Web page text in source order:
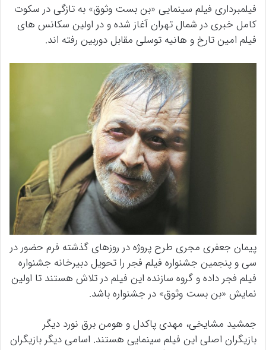
فیلمبرداری فیلم سینمایی «بن بست وثوق» به تازگی در سکوت
کامل خبری در شمال تهران آغاز شده و در اولین سکانس های
فیلم امین تارخ و هانیه توسلی مقابل دوربین رفته اند.
پیمان جعفری مجری طرح پروژه در روزهای گذشته فرم حضور در
سی و پنجمین جشنواره فیلم فجر را تحویل دبیرخانه جشنواره
فیلم فجر داده و گروه سازنده این فیلم در تلاش هستند تا اولین
نمایش «بن بست وثوق» در جشنواره باشد.
جمشید مشایخی، مهدی پاکدل و هومن برق نورد دیگر
بازیگران اصلی این فیلم سینمایی هستند. اسامی دیگر بازیگران